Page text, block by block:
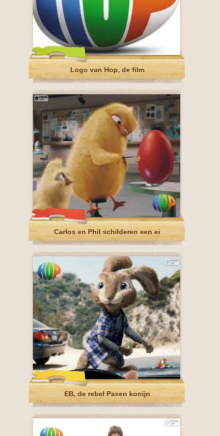
Logo van Hop, de film
Carlos en Phil schilderen een ei
EB, de rebel Pasen konijn